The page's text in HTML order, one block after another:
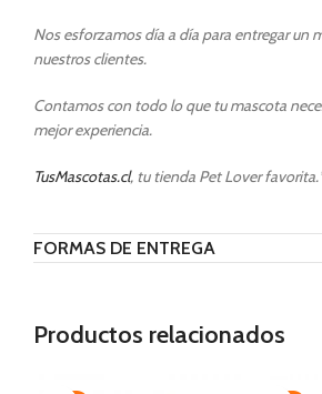
Nos esforzamos día a día para entregar un
nuestros clientes.
Contamos con todo lo que tu mascota
mejor experiencia.
TusMascotas.cl, tu tienda Pet Lover favorita.
FORMAS DE ENTREGA
Productos relacionados